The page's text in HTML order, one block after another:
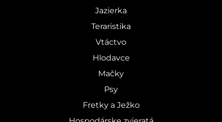
Jazierka
Teraristika
Vtáctvo
Hlodavce
Mačky
Psy
Fretky a Ježko